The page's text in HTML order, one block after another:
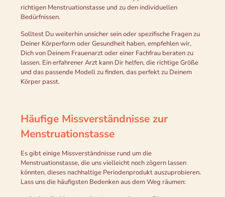
richtigen Menstruationstasse und zu den individuellen
Bedürfnissen.
Solltest Du weiterhin unsicher sein oder spezifische Fragen zu
Deiner Körperform oder Gesundheit haben, empfehlen wir,
Dich von Deinem Frauenarzt oder einer Fachfrau beraten zu
lassen. Ein erfahrener Arzt kann Dir helfen, die richtige Größe
und das passende Modell zu finden, das perfekt zu Deinem
Körper passt.
Häufige Missverständnisse zur
Menstruationstasse
Es gibt einige Missverständnisse rund um die
Menstruationstasse, die uns vielleicht noch zögern lassen
könnten, dieses nachhaltige Periodenprodukt auszuprobieren.
Lass uns die häufigsten Bedenken aus dem Weg räumen: